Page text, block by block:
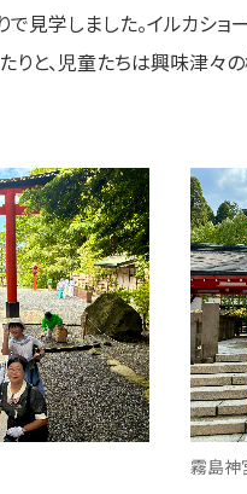
見学しました。イルカショ
りと、児童たちは興味津々の
霧島神